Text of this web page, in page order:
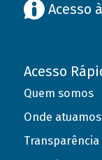
Acesso
Acesso
Quem somos
Onde atuamos
Transparência